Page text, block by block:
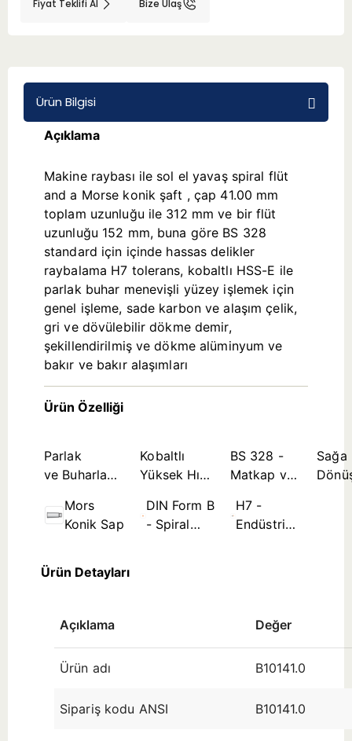
Adaptörler
Aksesuarlar
Fiyat Teklifi Al Bize Ulaş
Ürün Bilgisi
Açıklama
Makine raybası ile sol el yavaş spiral flüt
and a Morse konik şaft , çap 41.00 mm
toplam uzunluğu ile 312 mm ve bir flüt
uzunluğu 152 mm, buna göre BS 328
standard için içinde hassas delikler
raybalama H7 tolerans, kobaltlı HSS-E ile
parlak buhar menevişli yüzey işlemek için
genel işleme, sade karbon ve alaşım çelik,
gri ve dövülebilir dökme demir,
şekillendirilmiş ve dökme alüminyum ve
bakır ve bakır alaşımları
Ürün Özelliği
Parlak
ve Buharla
Kombinasyon
Kobaltlı
Yüksek Hız
Malzemesi
BS 328 -
Matkap ve
Standartları
Sağa
Mors
Konik Sap
DIN Form B
- Spiral
H7 -
Endüstri
(çap
aralığına
Ürün Detayları
Açıklama Değer
Ürün adı B10141.0
Sipariş kodu ANSI B10141.0